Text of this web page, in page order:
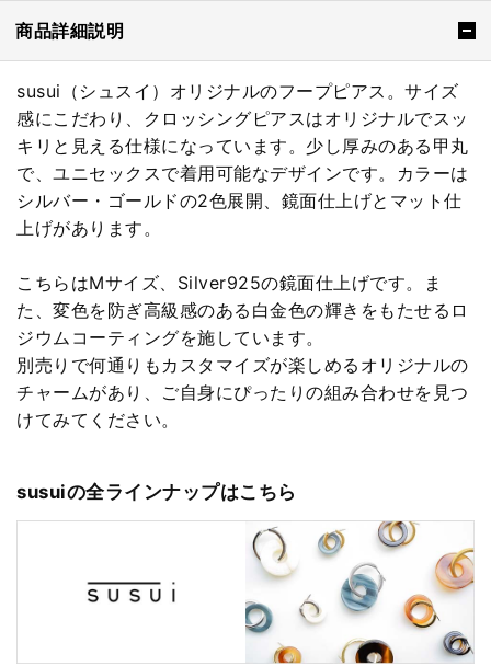
商品詳細説明
susui（シュスイ）オリジナルのフープピアス。サイズ
感にこだわり、クロッシングピアスはオリジナルでスッ
キリと見える仕様になっています。少し厚みのある甲丸
で、ユニセックスで着用可能なデザインです。カラーは
シルバー・ゴールドの2色展開、鏡面仕上げとマット仕
上げがあります。
こちらはMサイズ、Silver925の鏡面仕上げです。ま
た、変色を防ぎ高級感のある白金色の輝きをもたせるロ
ジウムコーティングを施しています。
別売りで何通りもカスタマイズが楽しめるオリジナルの
チャームがあり、ご自身にぴったりの組み合わせを見つ
けてみてください。
susuiの全ラインナップはこちら